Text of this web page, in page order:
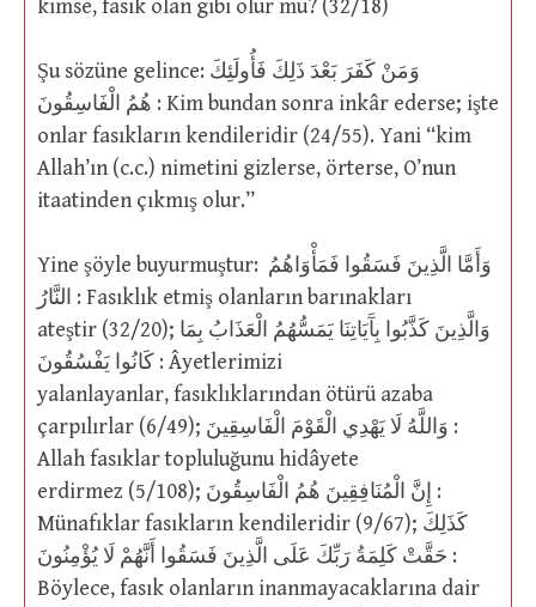
kimse, fasık olan gibi olur mu? (32/18)
Şu sözüne gelince: وَمَنْ كَفَرَ بَعْدَ ذَلِكَ فَأُولَئِكَ
هُمُ الْفَاسِقُونَ : Kim bundan sonra inkâr ederse; işte
onlar fasıkların kendileridir (24/55). Yani “kim
Allah’ın (c.c.) nimetini gizlerse, örterse, O’nun
itaatinden çıkmış olur.”
Yine şöyle buyurmuştur: وَأَمَّا الَّذِينَ فَسَقُوا فَمَأْوَاهُمُ
النَّارُ : Fasıklık etmiş olanların barınakları
ateştir (32/20); وَالَّذِينَ كَذَّبُوا بِآَيَاتِنَا يَمَسُّهُمُ الْعَذَابُ بِمَا
كَانُوا يَفْسُقُونَ : Âyetlerimizi
yalanlayanlar, fasıklıklarından ötürü azaba
çarpılırlar (6/49); وَاللَّهُ لَا يَهْدِي الْقَوْمَ الْفَاسِقِينَ :
Allah fasıklar topluluğunu hidâyete
erdirmez (5/108); إِنَّ الْمُنَافِقِينَ هُمُ الْفَاسِقُونَ :
Münafıklar fasıkların kendileridir (9/67); كَذَلِكَ
حَقَّتْ كَلِمَةُ رَبِّكَ عَلَى الَّذِينَ فَسَقُوا أَنَّهُمْ لَا يُؤْمِنُونَ :
Böylece, fasık olanların inanmayacaklarına dair